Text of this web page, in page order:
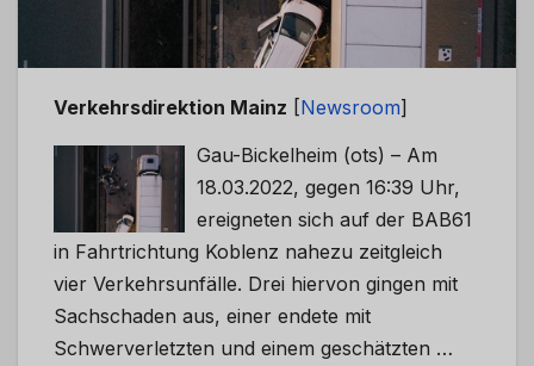
Verkehrsdirektion Mainz [Newsroom]
Gau-Bickelheim (ots) – Am
18.03.2022, gegen 16:39 Uhr,
ereigneten sich auf der BAB61
in Fahrtrichtung Koblenz nahezu zeitgleich
vier Verkehrsunfälle. Drei hiervon gingen mit
Sachschaden aus, einer endete mit
Schwerverletzten und einem geschätzten …